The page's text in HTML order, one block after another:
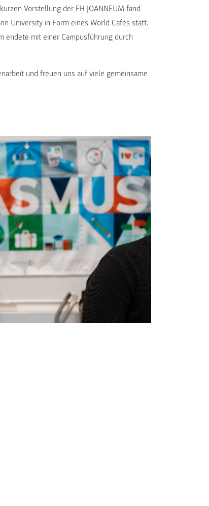
Vorstellung der FH JOANNEUM fand
University in Form eines World Cafés statt.
endete mit einer Campusführung durch
und freuen uns auf viele gemeinsame